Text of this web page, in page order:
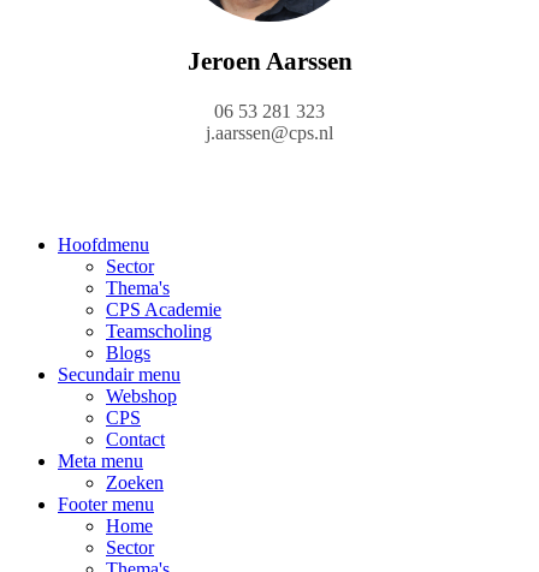
Jeroen Aarssen
06 53 281 323
j.aarssen@cps.nl
Hoofdmenu
Sector
Thema's
CPS Academie
Teamscholing
Blogs
Secundair menu
Webshop
CPS
Contact
Meta menu
Zoeken
Footer menu
Home
Sector